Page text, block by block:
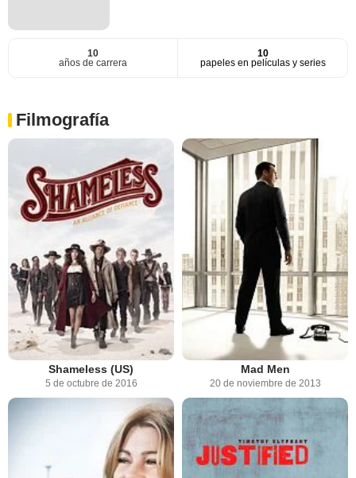
10
años de carrera
10
papeles en películas y series
Filmografía
Shameless (US)
5 de octubre de 2016
Mad Men
20 de noviembre de 2013